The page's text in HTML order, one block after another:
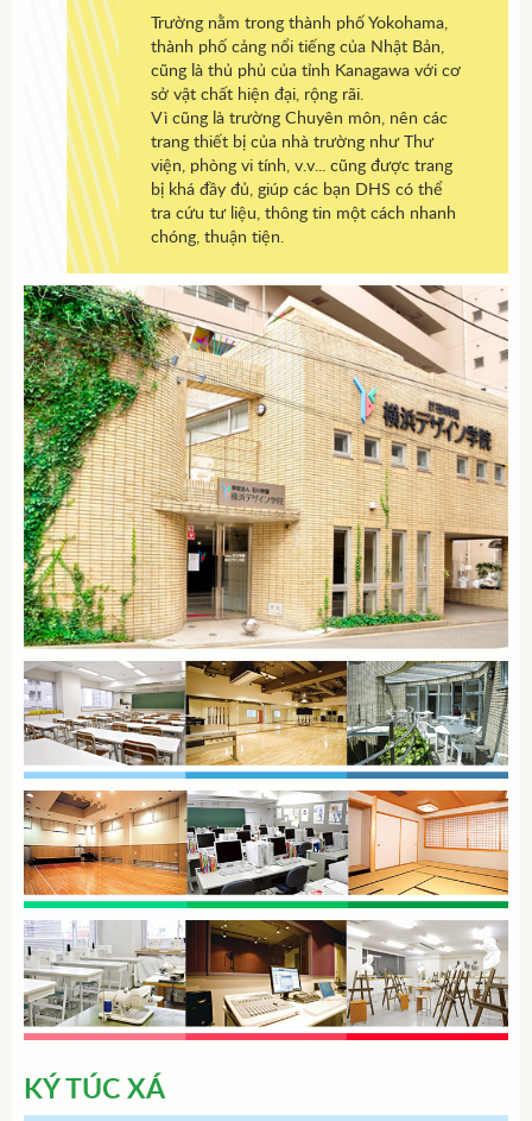
Trường nằm trong thành phố Yokohama,
thành phố cảng nổi tiếng của Nhật Bản,
cũng là thủ phủ của tỉnh Kanagawa với cơ
sở vật chất hiện đại, rộng rãi.
Vì cũng là trường Chuyên môn, nên các
trang thiết bị của nhà trường như Thư
viện, phòng vi tính, v.v... cũng được trang
bị khá đầy đủ, giúp các bạn DHS có thể
tra cứu tư liệu, thông tin một cách nhanh
chóng, thuận tiện.
KÝ TÚC XÁ